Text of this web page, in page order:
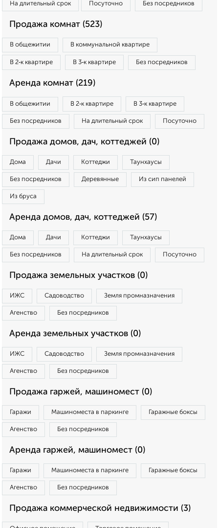
На длительный срок Посуточно Без посредников
Продажа комнат (523)
В общежитии В коммунальной квартире
В 2‑к квартире В 3‑к квартире Без посредников
Аренда комнат (219)
В общежитии В 2‑к квартире В 3‑к квартире
Без посредников На длительный срок Посуточно
Продажа домов, дач, коттеджей (0)
Дома Дачи Коттеджи Таунхаусы
Без посредников Деревянные Из сип панелей
Из бруса
Аренда домов, дач, коттеджей (57)
Дома Дачи Коттеджи Таунхаусы
Без посредников На длительный срок Посуточно
Продажа земельных участков (0)
ИЖС Садоводство Земля промназначения
Агенство Без посредников
Аренда земельных участков (0)
ИЖС Садоводство Земля промназначения
Агенство Без посредников
Продажа гаржей, машиномест (0)
Гаражи Машиноместа в паркинге Гаражные боксы
Агенство Без посредников
Аренда гаржей, машиномест (0)
Гаражи Машиноместа в паркинге Гаражные боксы
Агенство Без посредников
Продажа коммерческой недвижимости (3)